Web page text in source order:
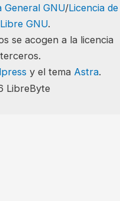
General GNU/Licencia de
GNU.
se acogen a la licencia
y el tema Astra.
LibreByte